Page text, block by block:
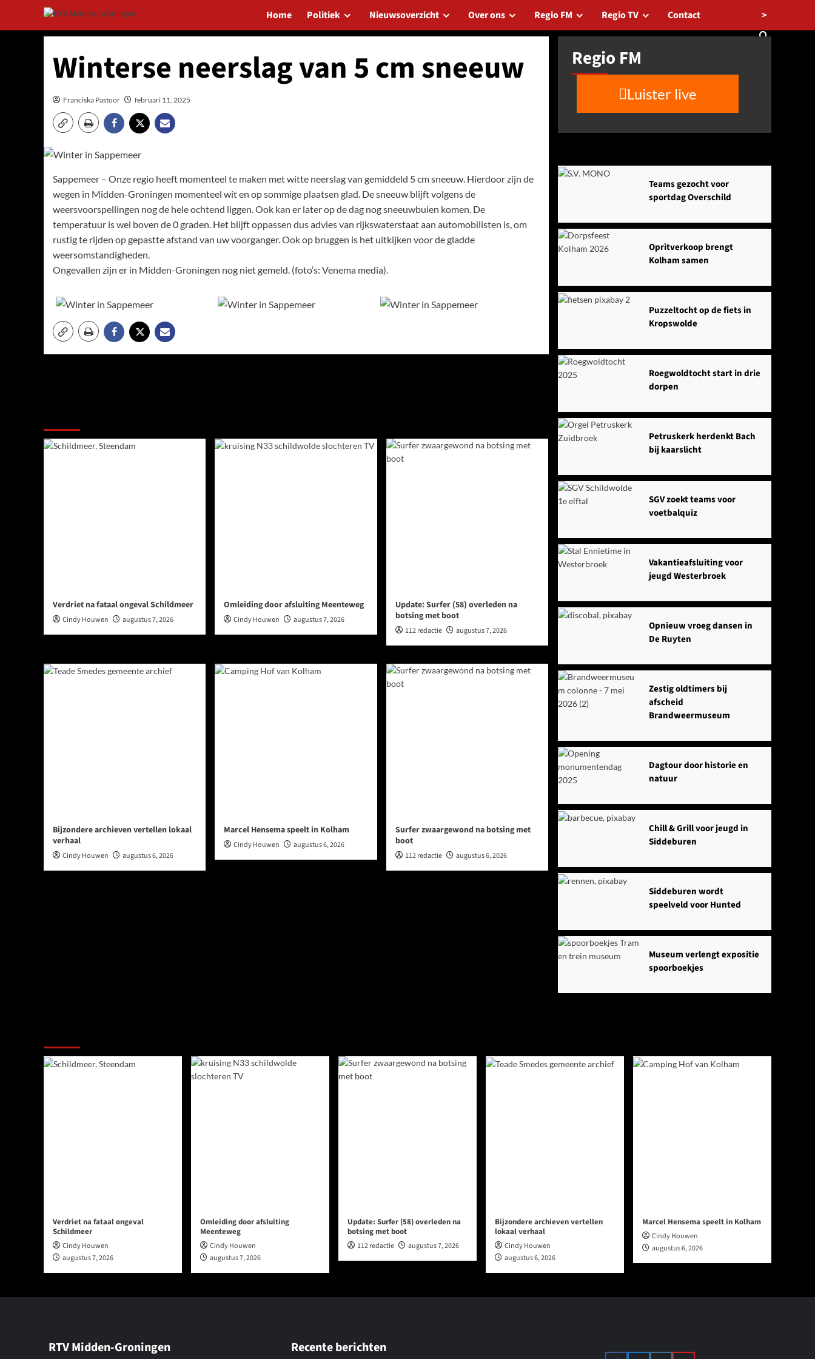
de
Home Politiek Nieuwsoverzicht Over ons Regio FM Regio TV Contact >
Winterse neerslag van 5 cm sneeuw
Franciska Pastoor februari 11, 2025
Sappemeer – Onze regio heeft momenteel te maken met witte neerslag van gemiddeld 5 cm sneeuw. Hierdoor zijn de
wegen in Midden-Groningen momenteel wit en op sommige plaatsen glad. De sneeuw blijft volgens de
weersvoorspellingen nog de hele ochtend liggen. Ook kan er later op de dag nog sneeuwbuien komen. De
temperatuur is wel boven de 0 graden. Het blijft oppassen dus advies van rijkswaterstaat aan automobilisten is, om
rustig te rijden op gepastte afstand van uw voorganger. Ook op bruggen is het uitkijken voor de gladde
weersomstandigheden.
Ongevallen zijn er in Midden-Groningen nog niet gemeld. (foto’s: Venema media).
Verdriet na fataal ongeval Schildmeer
Cindy Houwen augustus 7, 2026
Omleiding door afsluiting Meenteweg
Cindy Houwen augustus 7, 2026
Update: Surfer (58) overleden na
botsing met boot
112 redactie augustus 7, 2026
Bijzondere archieven vertellen lokaal
verhaal
Cindy Houwen augustus 6, 2026
Marcel Hensema speelt in Kolham
Cindy Houwen augustus 6, 2026
Surfer zwaargewond na botsing met
boot
112 redactie augustus 6, 2026
Regio FM
Luister live
Agenda
Teams gezocht voor
sportdag Overschild
Opritverkoop brengt
Kolham samen
Puzzeltocht op de fiets in
Kropswolde
Roegwoldtocht start in drie
dorpen
Petruskerk herdenkt Bach
bij kaarslicht
SGV zoekt teams voor
voetbalquiz
Vakantieafsluiting voor
jeugd Westerbroek
Opnieuw vroeg dansen in
De Ruyten
Zestig oldtimers bij
afscheid
Brandweermuseum
Dagtour door historie en
natuur
Chill & Grill voor jeugd in
Siddeburen
Siddeburen wordt
speelveld voor Hunted
Museum verlengt expositie
spoorboekjes
Verdriet na fataal ongeval
Schildmeer
Cindy Houwen
augustus 7, 2026
Omleiding door afsluiting
Meenteweg
Cindy Houwen
augustus 7, 2026
Update: Surfer (58) overleden na
botsing met boot
112 redactie augustus 7, 2026
Bijzondere archieven vertellen
lokaal verhaal
Cindy Houwen
augustus 6, 2026
Marcel Hensema speelt in Kolham
Cindy Houwen
augustus 6, 2026
RTV Midden-Groningen Recente berichten